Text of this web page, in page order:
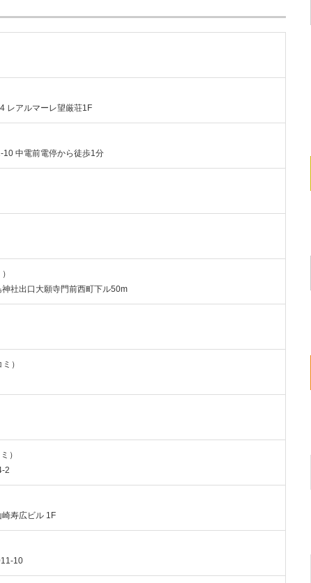
レアルマーレ望厳荘1F
中電前電停から徒歩1分
社出口大願寺門前西町下ル50m
）
）
2
寿広ビル 1F
10